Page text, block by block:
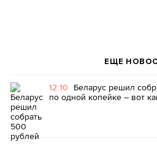
ЕЩЕ
12:10 Беларус решил
по одной копейке – вот